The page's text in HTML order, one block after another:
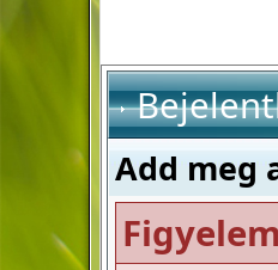
Add meg